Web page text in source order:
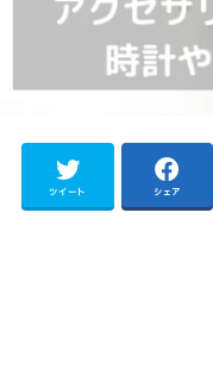
ツイート シェア